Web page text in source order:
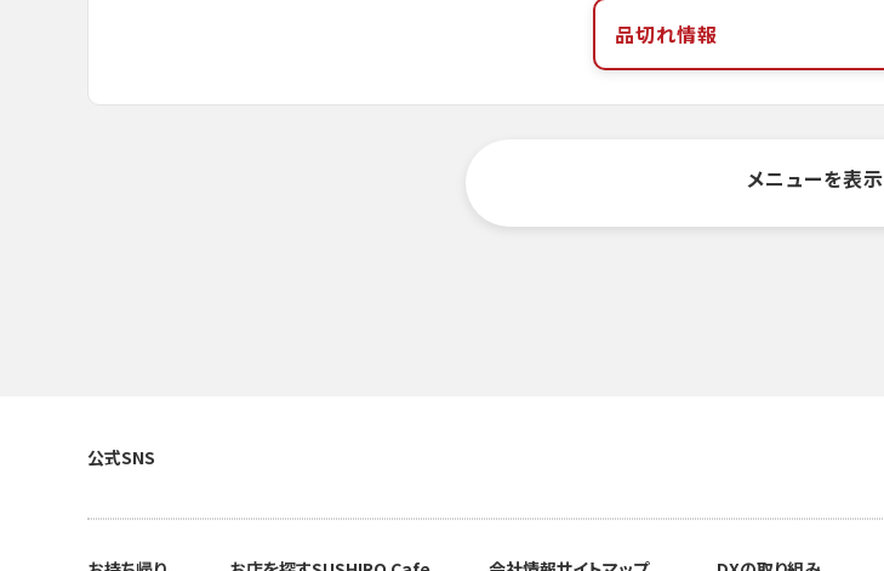
品切れ情報
メニューを表示
公式SNS